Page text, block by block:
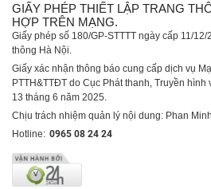
GIẤY PHÉP THIẾT LẬP TRANG
HỢP TRÊN MẠNG.
Giấy phép số 180/GP-STTTT ngày cấp 11/
thông Hà Nội.
Giấy xác nhận thông báo cung cấp dịch vụ
PTTH&TTĐT do Cục Phát thanh, Truyền
13 tháng 6 năm 2025.
Chịu trách nhiệm quản lý nội dung: Phan
Hotline: 0965 08 24 24